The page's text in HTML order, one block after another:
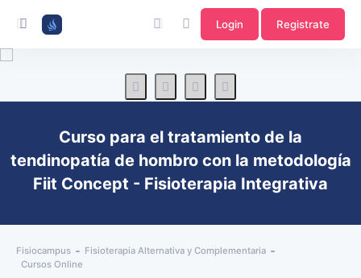
Login Registrate
Curso para el tratamiento de la
tendinopatía de hombro con la metodología
Fiit Concept - Fisioterapia Integrativa
Fisiocampus
Fisioterapia Alternativa y Complementaria
Cursos Online